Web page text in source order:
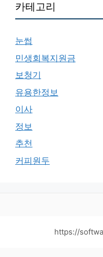
카테고리
눈썹
민생회복지원금
보청기
유용한정보
이사
정보
추천
커피원두
https://